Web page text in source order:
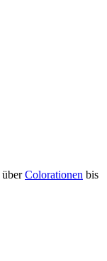
überColorationen bis